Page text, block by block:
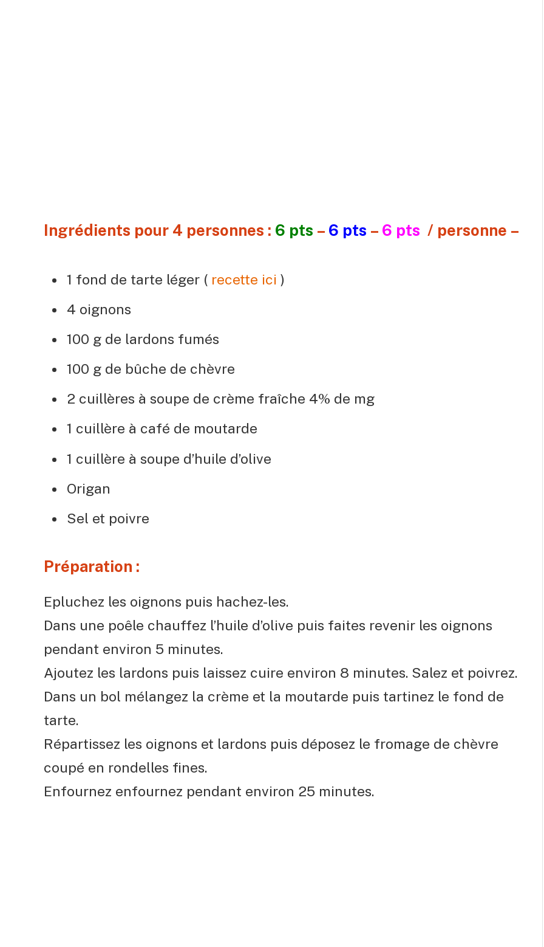
Ingrédients pour 4 personnes : 6 pts – 6 pts – 6 pts / personne –
1 fond de tarte léger ( recette ici )
4 oignons
100 g de lardons fumés
100 g de bûche de chèvre
2 cuillères à soupe de crème fraîche 4% de mg
1 cuillère à café de moutarde
1 cuillère à soupe d’huile d’olive
Origan
Sel et poivre
Préparation :
Epluchez les oignons puis hachez-les.
Dans une poêle chauffez l’huile d’olive puis faites revenir les oignons
pendant environ 5 minutes.
Ajoutez les lardons puis laissez cuire environ 8 minutes. Salez et poivrez.
Dans un bol mélangez la crème et la moutarde puis tartinez le fond de
tarte.
Répartissez les oignons et lardons puis déposez le fromage de chèvre
coupé en rondelles fines.
Enfournez enfournez pendant environ 25 minutes.